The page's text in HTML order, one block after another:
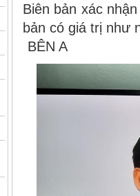
Biên bản xác
bản có giá trị như